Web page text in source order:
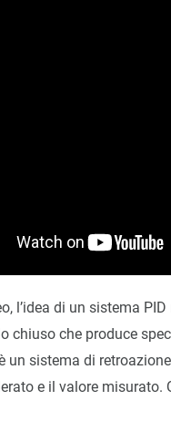
l’idea di un sistema
chiuso che produce
un sistema di
e il valore misurato.